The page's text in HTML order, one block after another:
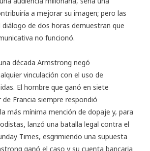
a mejorar su imagen; pero las
diálogo de dos horas demuestran que
no funcionó.
década Armstrong negó
vinculación con el uso de
El hombre que ganó en siete
Francia siempre respondió
más mínima mención de dopaje y, para
lanzó una batalla legal contra el
Times, esgrimiendo una supuesta
ganó el caso y su cuenta bancaria